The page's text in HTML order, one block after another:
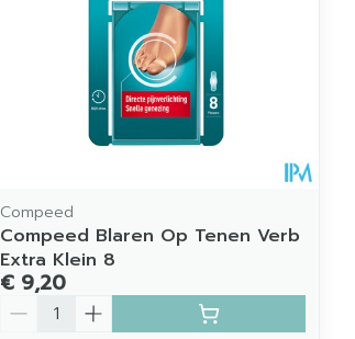
Compeed
Compeed Blaren Op Tenen Verb
Extra Klein 8
€ 9,20
Aantal